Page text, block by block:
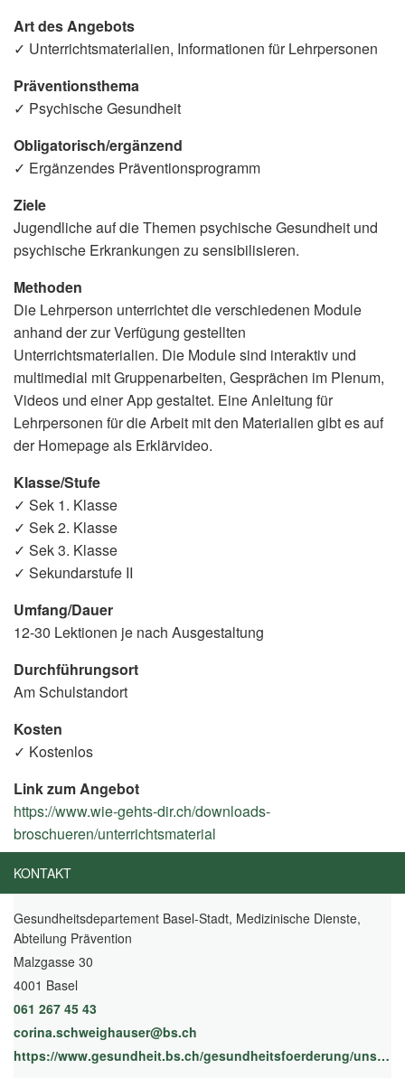
Art des Angebots
✓ Unterrichtsmaterialien, Informationen für Lehrpersonen
Präventionsthema
✓ Psychische Gesundheit
Obligatorisch/ergänzend
✓ Ergänzendes Präventionsprogramm
Ziele
Jugendliche auf die Themen psychische Gesundheit und
psychische Erkrankungen zu sensibilisieren.
Methoden
Die Lehrperson unterrichtet die verschiedenen Module
anhand der zur Verfügung gestellten
Unterrichtsmaterialien. Die Module sind interaktiv und
multimedial mit Gruppenarbeiten, Gesprächen im Plenum,
Videos und einer App gestaltet. Eine Anleitung für
Lehrpersonen für die Arbeit mit den Materialien gibt es auf
der Homepage als Erklärvideo.
Klasse/Stufe
✓ Sek 1. Klasse
✓ Sek 2. Klasse
✓ Sek 3. Klasse
✓ Sekundarstufe II
Umfang/Dauer
12-30 Lektionen je nach Ausgestaltung
Durchführungsort
Am Schulstandort
Kosten
✓ Kostenlos
Link zum Angebot
https://www.wie-gehts-dir.ch/downloads-
broschueren/unterrichtsmaterial
Link)
KONTAKT
Gesundheitsdepartement Basel-Stadt, Medizinische Dienste,
Abteilung Prävention
Malzgasse 30
4001 Basel
061 267 45 43
corina.schweighauser@bs.ch
https://www.gesundheit.bs.ch/gesundheitsfoerderung/unsere-angebote/Unterrichtsmodule--Wie-geht-s-dir--.html